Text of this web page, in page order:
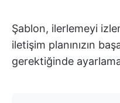
Şablon, ilerlemeyi
iletişim planınızın
gerektiğinde